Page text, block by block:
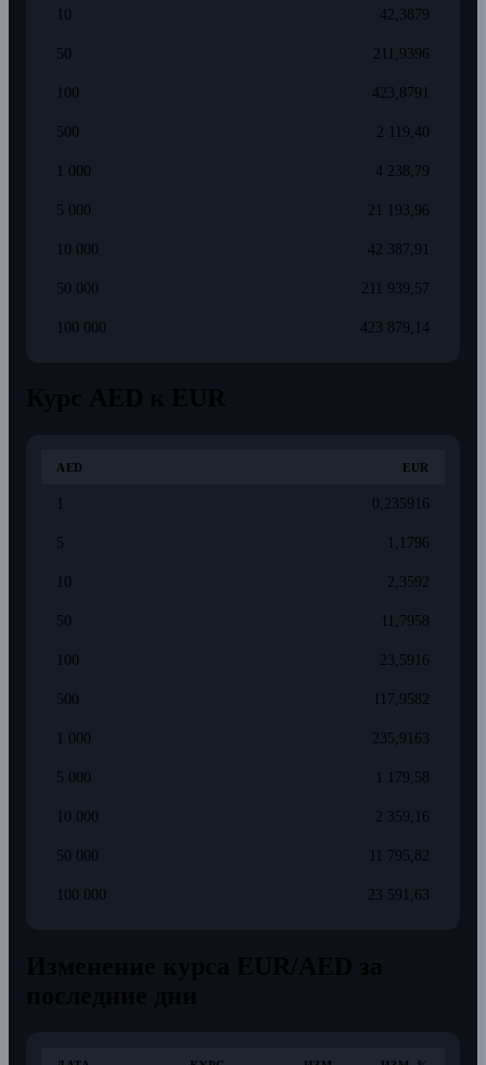
10 42,3879
50 211,9396
100 423,8791
500 2 119,40
1 000 4 238,79
5 000 21 193,96
10 000 42 387,91
50 000 211 939,57
100 000 423 879,14
AED EUR
0,235916
5 1,1796
10 2,3592
50 11,7958
100 23,5916
500 117,9582
1 000 235,9163
5 000 1 179,58
10 000 2 359,16
50 000 11 795,82
100 000 23 591,63